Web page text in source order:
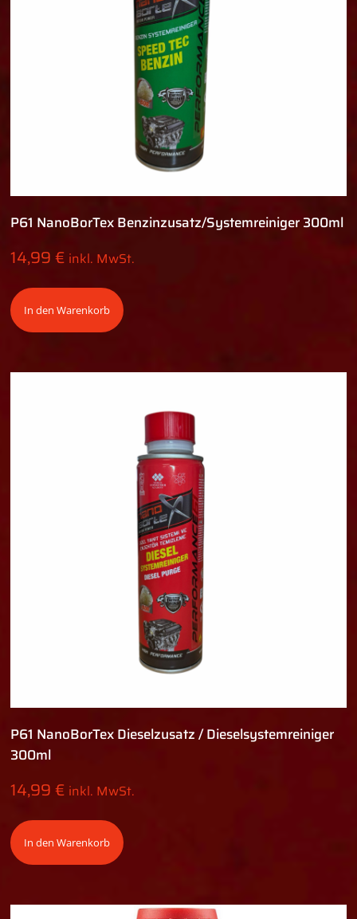
P61 NanoBorTex Benzinzusatz/Systemreiniger 300ml
14,99€ inkl. MwSt.
In den Warenkorb
P61 NanoBorTex Dieselzusatz / Dieselsystemreiniger
300ml
14,99€ inkl. MwSt.
In den Warenkorb